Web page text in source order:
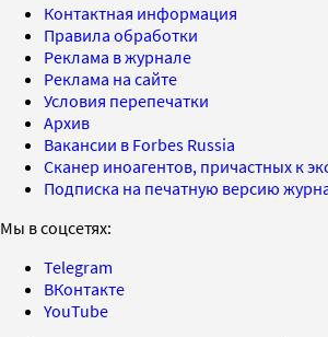
Контактная информация
Правила обработки
Реклама в журнале
Реклама на сайте
Условия перепечатки
Архив
Вакансии в Forbes Russia
Сканер иноагентов, причастных к
Подписка на печатную версию
Мы в соцсетях:
Telegram
ВКонтакте
YouTube